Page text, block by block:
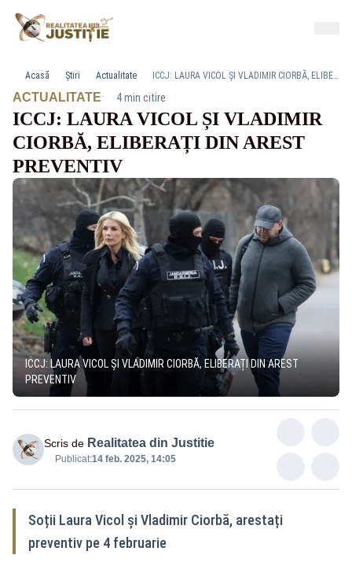
Acasă Știri Actualitate ICCJ: LAURA VICOL ȘI VLADIMIR CIORBĂ, ELIBERAȚI DIN AREST PREVENTIV
ACTUALITATE· 4 min citire
ICCJ: LAURA VICOL ȘI VLADIMIR
CIORBĂ, ELIBERAȚI DIN AREST
PREVENTIV
ICCJ: LAURA VICOL ȘI VLADIMIR CIORBĂ, ELIBERAȚI DIN AREST
PREVENTIV
Scris de Realitatea din Justitie
Publicat:14 feb. 2025, 14:05
Soții Laura Vicol şi Vladimir Ciorbă, arestați
preventiv pe 4 februarie